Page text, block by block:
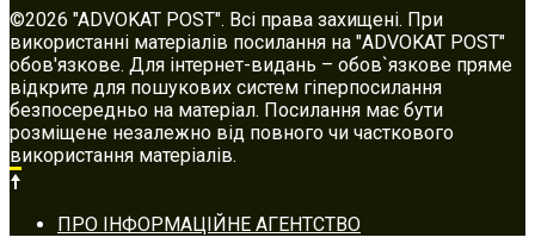
©2026 "ADVOKAT POST". Всі права захищені. При
використанні матеріалів посилання на "ADVOKAT POST"
обов'язкове. Для інтернет-видань – обов`язкове пряме
відкрите для пошукових систем гіперпосилання
безпосередньо на матеріал. Посилання має бути
розміщене незалежно від повного чи часткового
використання матеріалів.
Footer
navigation
ПРО ІНФОРМАЦІЙНЕ АГЕНТСТВО